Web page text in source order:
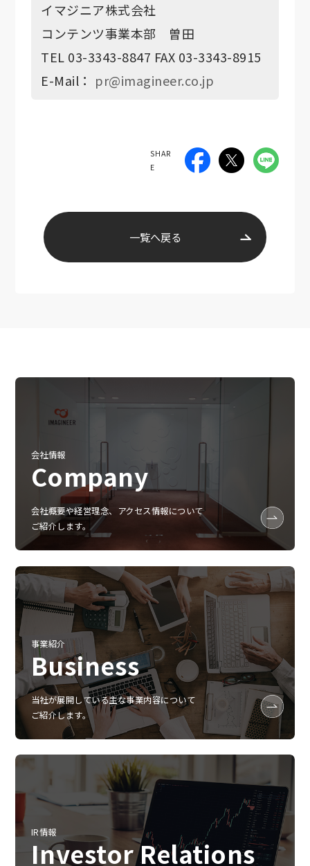
イマジニア株式会社
コンテンツ事業本部 曽田
TEL 03-3343-8847 FAX 03-3343-8915
E-Mail： pr@imagineer.co.jp
SHAR
E
一覧へ戻る
会社情報
Company
会社概要や経営理念、アクセス情報について
ご紹介します。
事業紹介
Business
当社が展開している主な事業内容について
ご紹介します。
IR情報
Investor Relations